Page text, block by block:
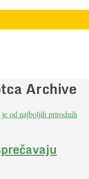
Archive